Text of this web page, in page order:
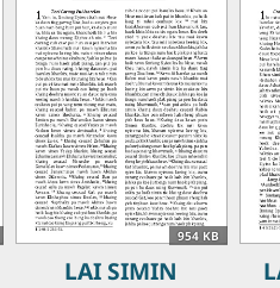
954 KB
LAI SIMIN